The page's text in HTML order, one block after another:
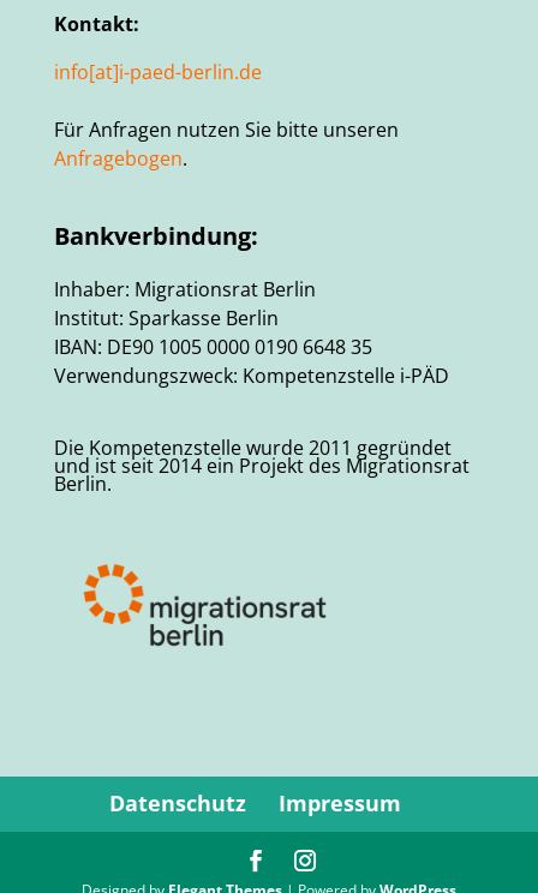
Kontakt:
info[at]i-paed-berlin.de
Für Anfragen nutzen Sie bitte unseren
Anfragebogen.
Bankverbindung:
Inhaber: Migrationsrat Berlin
Institut: Sparkasse Berlin
IBAN: DE90 1005 0000 0190 6648 35
Verwendungszweck: Kompetenzstelle i-PÄD
Die Kompetenzstelle wurde 2011 gegründet
und ist seit 2014 ein Projekt des Migrationsrat
Berlin.
Datenschutz Impressum